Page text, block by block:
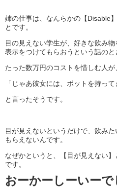
姉の仕事は、なんらかの【Disable
とです。
目の見えない学生が、好きな飲み
表示をつけてもらおうという話のと
たった数万円のコストを惜しむ人が
「じゃあ彼女には、ポットを持って
と言ったそうです。
目が見えないというだけで、飲み
もらえないんです。
なぜかというと、【目が見えない
です。
おーかーしーいーで